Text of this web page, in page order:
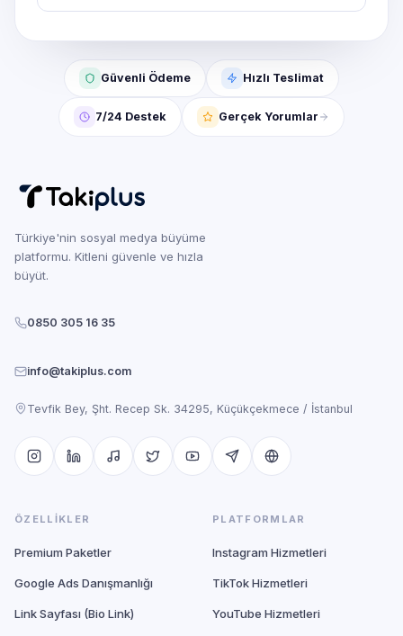
Güvenli Ödeme Hızlı Teslimat
7/24 Destek Gerçek Yorumlar
Türkiye'nin sosyal medya büyüme
platformu. Kitleni güvenle ve hızla
büyüt.
0850 305 16 35
info@takiplus.com
Tevfik Bey, Şht. Recep Sk. 34295, Küçükçekmece / İstanbul
ÖZELLIKLER
Premium Paketler
Google Ads Danışmanlığı
Link Sayfası (Bio Link)
PLATFORMLAR
Instagram Hizmetleri
TikTok Hizmetleri
YouTube Hizmetleri